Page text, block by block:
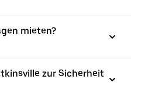
mieten?
zur Sicherheit